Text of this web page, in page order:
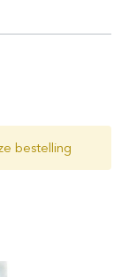
bestelling